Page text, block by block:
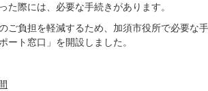
た際には、必要な手続きがあります。
ご負担を軽減するため、加須市役所で必要な
ート窓口」を開設しました。